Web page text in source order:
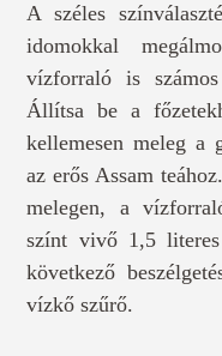
A széles
idomokkal
vízforraló is
Állítsa be a
kellemesen meleg a
az erős Assam
melegen, a
színt vivő 1,5
következő
vízkő szűrő.